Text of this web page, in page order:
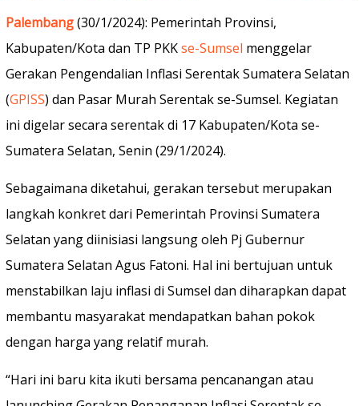
Palembang(30/1/2024): Pemerintah Provinsi,
Kabupaten/Kota dan TP PKKse-Sumsel menggelar
Gerakan Pengendalian Inflasi Serentak Sumatera Selatan
(GPISS) dan Pasar Murah Serentak se-Sumsel. Kegiatan
ini digelar secara serentak di 17 Kabupaten/Kota se-
Sumatera Selatan, Senin (29/1/2024).
Sebagaimana diketahui, gerakan tersebut merupakan
langkah konkret dari Pemerintah Provinsi Sumatera
Selatan yang diinisiasi langsung oleh Pj Gubernur
Sumatera Selatan Agus Fatoni. Hal ini bertujuan untuk
menstabilkan laju inflasi di Sumsel dan diharapkan dapat
membantu masyarakat mendapatkan bahan pokok
dengan harga yang relatif murah.
“Hari ini baru kita ikuti bersama pencanangan atau